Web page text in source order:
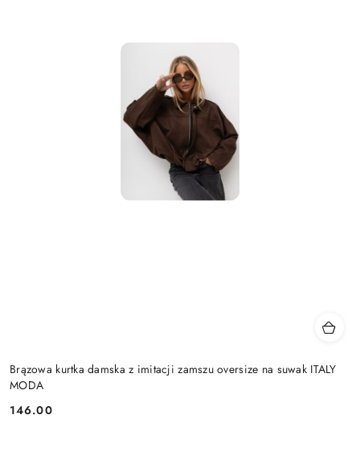
Brązowa kurtka damska z imitacji zamszu oversize na suwak ITALY
MODA
Cena:
146.00